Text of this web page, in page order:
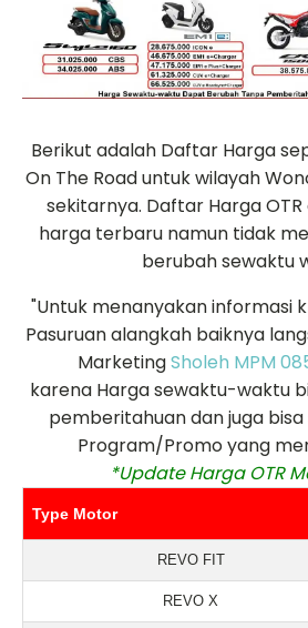
Berikut adalah Daftar Harga
On The Road untuk wilayah
sekitarnya. Daftar Harga
harga terbaru namun tidak
berubah sewaktu
"Untuk menanyakan informasi
Pasuruan alangkah baiknya
MarketingSholeh MPM
karena Harga sewaktu-waktu
pemberitahuan dan juga bisa
Program/Promo yang
*Update Harga OTR
Type Motor
REVO FIT
REVO X